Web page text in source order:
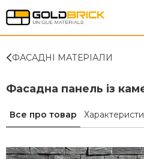
ФАСАДНІ МАТЕРІАЛИ
Фасадна панель із
Все про товар